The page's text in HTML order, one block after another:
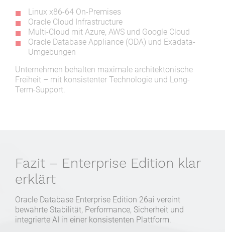
Linux x86-64 On-Premises
Oracle Cloud Infrastructure
Multi-Cloud mit Azure, AWS und Google Cloud
Oracle Database Appliance (ODA) und Exadata-
Umgebungen
Unternehmen behalten maximale architektonische
Freiheit – mit konsistenter Technologie und Long-
Term-Support.
Fazit – Enterprise Edition klar
erklärt
Oracle Database Enterprise Edition 26ai vereint
bewährte Stabilität, Performance, Sicherheit und
integrierte AI in einer konsistenten Plattform.